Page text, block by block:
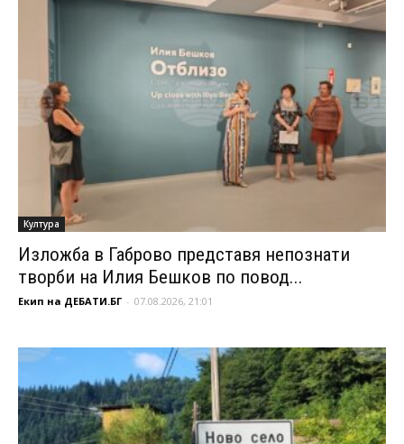
Култура
Изложба в Габрово представя непознати
творби на Илия Бешков по повод...
Екип на ДЕБАТИ.БГ - 07.08.2026, 21:01